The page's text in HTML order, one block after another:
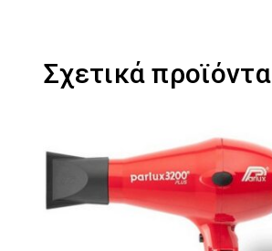
Σχετικά προϊόντα